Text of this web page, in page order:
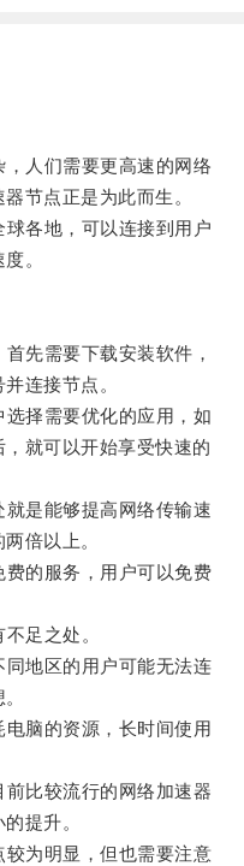
人们需要更高速的网络
节点正是为此而生。
各地，可以连接到用户
。
先需要下载安装软件，
连接节点。
择需要优化的应用，如
就可以开始享受快速的
是能够提高网络传输速
倍以上。
的服务，用户可以免费
足之处。
地区的用户可能无法连
脑的资源，长时间使用
比较流行的网络加速器
提升。
为明显，但也需要注意